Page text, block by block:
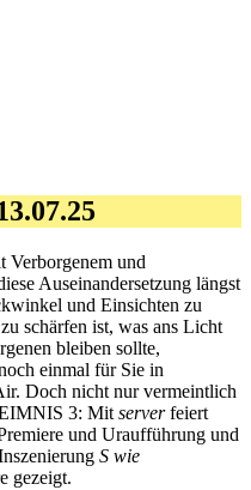
Verborgenem und
Auseinandersetzung längst
und Einsichten zu
schärfen ist, was ans Licht
bleiben sollte,
einmal für Sie in
Doch nicht nur vermeintlich
3: Mit serverfeiert
und Uraufführung und
S wie
gezeigt.